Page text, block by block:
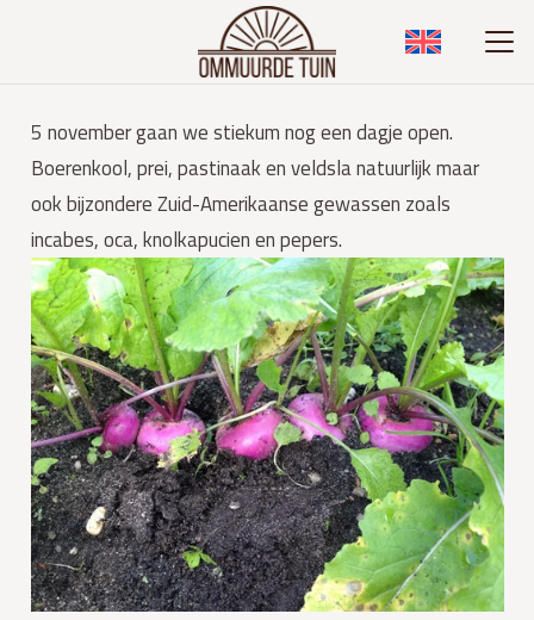
5 november gaan we stiekum nog een dagje open.
Boerenkool, prei, pastinaak en veldsla natuurlijk maar
ook bijzondere Zuid-Amerikaanse gewassen zoals
incabes, oca, knolkapucien en pepers.